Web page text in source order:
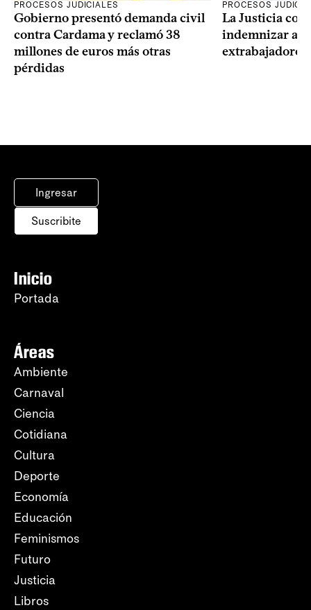
PROCESOS JUDICIALES
Gobierno presentó demanda civil
contra Cardama y reclamó 38
millones de euros más otras
pérdidas
PROCESOS
La Justicia
indemnizar a
extrabajadores
Ingresar
Suscribite
Inicio
Portada
Áreas
Ambiente
Carnaval
Ciencia
Cotidiana
Cultura
Deporte
Economía
Educación
Feminismos
Futuro
Justicia
Libros